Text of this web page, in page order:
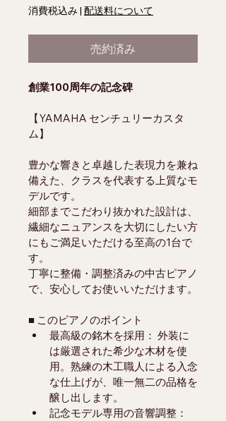
消費税込み | 配送料について
売約済み
創業100周年の記念碑
【YAMAHA センチュリーカスタ
ム】
豊かな響きと卓越した表現力を兼ね
備えた、クラスを代表する上質なモ
デルです。
細部までこだわり抜かれた設計は、
繊細なニュアンスを大切にしたい方
にもご満足いただける至高の1台で
す。
丁寧に整備・調整済みの中古ピアノ
で、安心してお使いいただけます。
■ このピアノのポイント
最高級の銘木を採用： 外装に
は厳選された希少な木材を使
用。熟練の木工職人による入念
な仕上げが、唯一無二の品格を
醸し出します。
記念モデル専用の音響調整：